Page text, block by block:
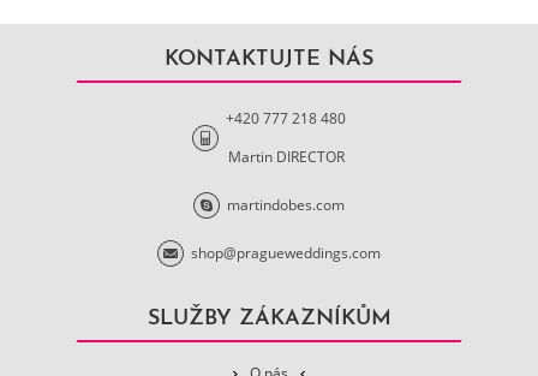
KONTAKTUJTE NÁS
+420 777 218 480
Martin DIRECTOR
martindobes.com
shop@pragueweddings.com
SLUŽBY ZÁKAZNÍKŮM